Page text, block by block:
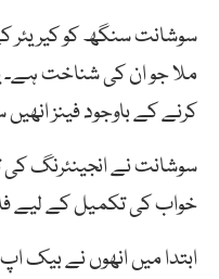
سوشانت سنگھ کو کیریئر کے
ملا جو ان کی شناخت ہے۔
کرنے کے باوجود فینز
سوشانت نے انجینئرنگ
خواب کی تکمیل کے لیے
ابتدا میں انھوں نے بیک